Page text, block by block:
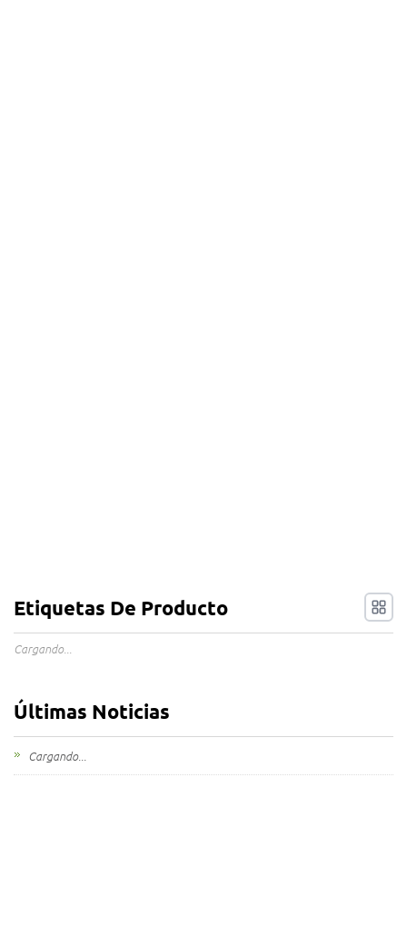
Etiquetas De Producto
Cargando...
Últimas Noticias
Cargando...